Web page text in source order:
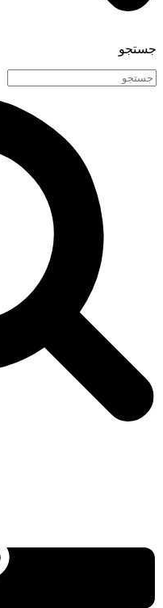
جستجو